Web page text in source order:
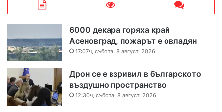
6000 декара горяха край
Асеновград, пожарът е овладян
17:07ч, събота, 8 август, 2026
Дрон се е взривил в българското
въздушно пространство
12:30ч, събота, 8 август, 2026